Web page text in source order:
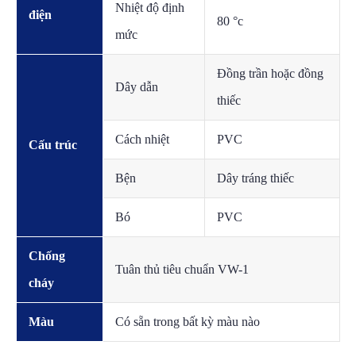
điện
Nhiệt độ định
mức
80 °c
Cấu trúc
Dây dẫn
Đồng trần hoặc đồng
thiếc
Cách nhiệt PVC
Bện Dây tráng thiếc
Bó PVC
Chống
cháy
Tuân thủ tiêu chuẩn VW-1
Màu Có sẵn trong bất kỳ màu nào